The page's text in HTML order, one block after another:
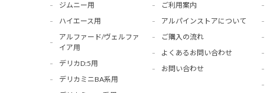
ジムニー用
ハイエース用
アルファード/ヴェルファ
イア用
デリカD:5用
デリカミニBA系用
ご利用案内
アルパインストアについて
ご購入の流れ
よくあるお問い合わせ
お問い合わせ